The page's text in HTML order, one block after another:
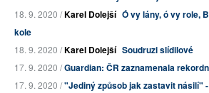
18. 9. 2020 /Karel Dolejší Ó vy lány, ó vy role,
kole
18. 9. 2020 /Karel Dolejší Soudruzi slídilové
17. 9. 2020 /Guardian: ČR zaznamenala
17. 9. 2020 /"Jediný způsob jak zastavit násilí"